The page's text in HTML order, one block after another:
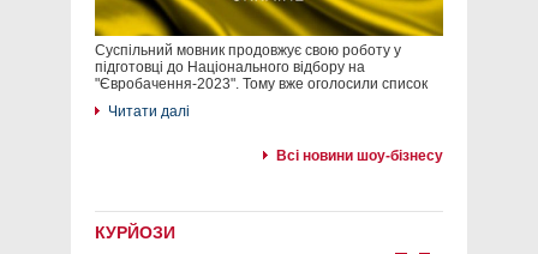
Суспільний мовник продовжує свою роботу у
підготовці до Національного відбору на
"Євробачення-2023". Тому вже оголосили список
Читати далі
Всі новини шоу-бізнесу
КУРЙОЗИ